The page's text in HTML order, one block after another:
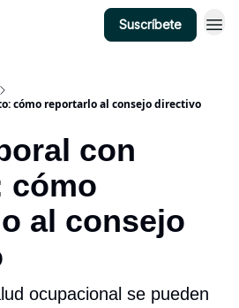
Suscríbete
cómo reportarlo al consejo directivo
con
cómo
al consejo
ocupacional se pueden